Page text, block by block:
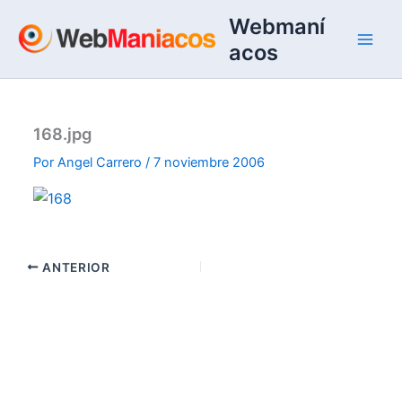
contenido
Webmaní
acos
168.jpg
PorAngel Carrero/7 noviembre 2006
ANTERIOR